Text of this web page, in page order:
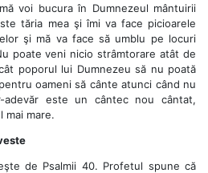
voi bucura în Dumnezeul mântuirii
tăria mea şi îmi va face picioarele
şi mă va face să umblu pe locuri
poate veni nicio strâmtorare atât de
poporul lui Dumnezeu să nu poată
oameni să cânte atunci când nu
este un cântec nou cântat,
mai mare.
de Psalmii 40. Profetul spune că